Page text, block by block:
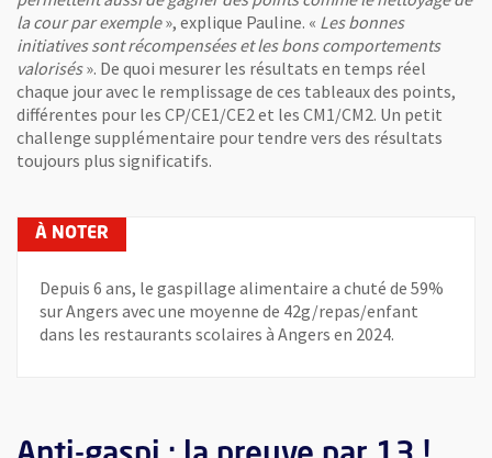
la cour par exemple», explique Pauline. « Les bonnes
initiatives sont récompensées et les bons comportements
valorisés». De quoi mesurer les résultats en temps réel
chaque jour avec le remplissage de ces tableaux des points,
différentes pour les CP/CE1/CE2 et les CM1/CM2. Un petit
challenge supplémentaire pour tendre vers des résultats
toujours plus significatifs.
Depuis 6 ans, le gaspillage alimentaire a chuté de 59%
sur Angers avec une moyenne de 42g/repas/enfant
dans les restaurants scolaires à Angers en 2024.